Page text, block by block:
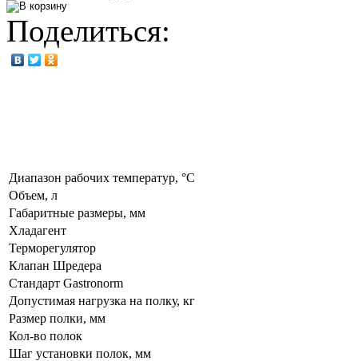
Поделиться:
Диапазон рабочих температур, °C
Объем, л
Габаритные размеры, мм
Хладагент
Терморегулятор
Клапан Шредера
Стандарт Gastronorm
Допустимая нагрузка на полку, кг
Размер полки, мм
Кол-во полок
Шаг установки полок, мм